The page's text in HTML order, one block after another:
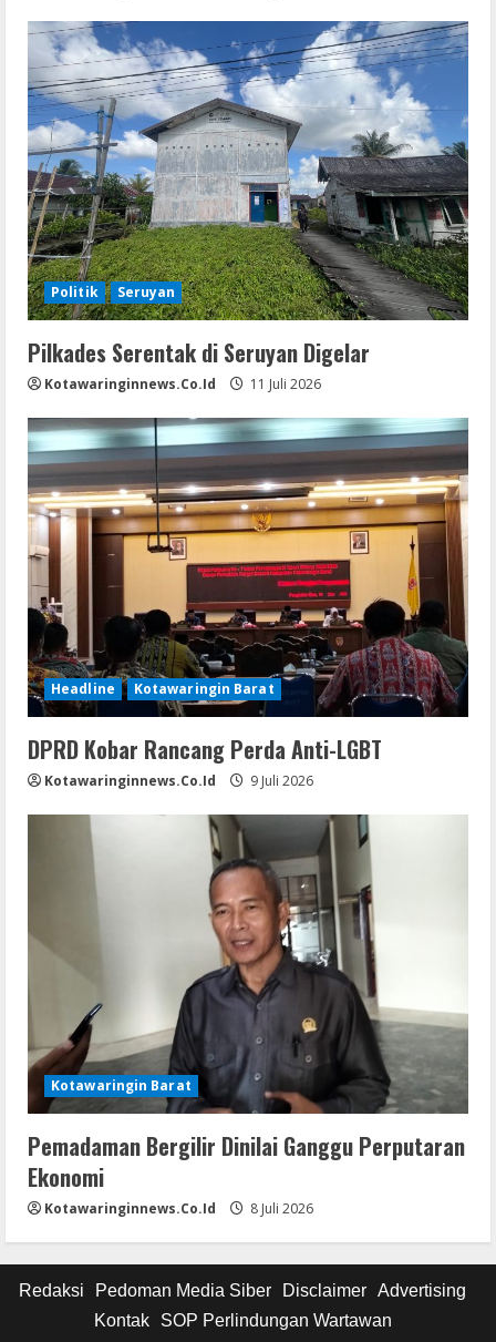
Politik Seruyan
Pilkades Serentak di Seruyan Digelar
Kotawaringinnews.co.id 11 Juli 2026
Headline Kotawaringin Barat
DPRD Kobar Rancang Perda Anti-LGBT
Kotawaringinnews.co.id 9 Juli 2026
Kotawaringin Barat
Pemadaman Bergilir Dinilai Ganggu Perputaran
Ekonomi
Kotawaringinnews.co.id 8 Juli 2026
Redaksi Pedoman Media Siber Disclaimer Advertising
Kontak
SOP Perlindungan Wartawan